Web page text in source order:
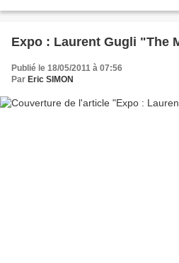
Expo : Laurent Gugli "The
Publié le 18/05/2011 à 07:56
Par Eric SIMON